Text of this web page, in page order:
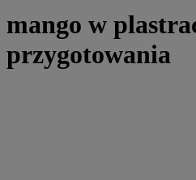
mango w
przygotowania